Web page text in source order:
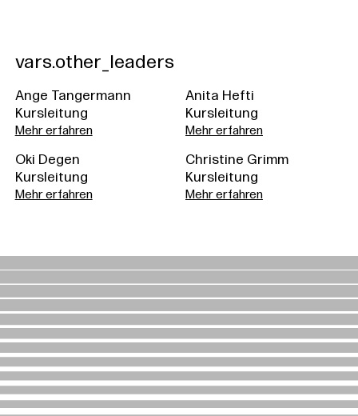
vars.other_leaders
Ange Tangermann
Kursleitung
Mehr erfahren
Anita Hefti
Kursleitung
Mehr erfahren
Oki Degen
Kursleitung
Mehr erfahren
Christine Grimm
Kursleitung
Mehr erfahren